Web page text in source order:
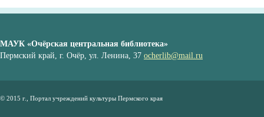
МАУК «Очёрская центральная библиотека»
Пермский край, г. Очёр, ул. Ленина, 37 ocherlib@mail.ru
© 2015 г., Портал учреждений культуры Пермского края